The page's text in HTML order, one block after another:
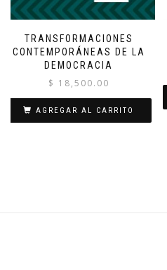
TRANSFORMACIONES
CONTEMPORÁNEAS DE LA
DEMOCRACIA
$ 18,500.00
AGREGAR AL CARRITO